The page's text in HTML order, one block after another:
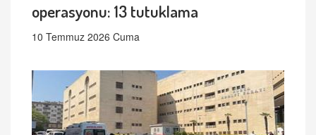
operasyonu: 13 tutuklama
10 Temmuz 2026 Cuma